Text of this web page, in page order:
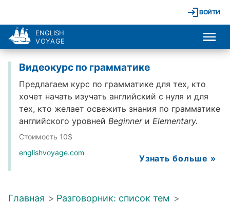
ВОЙТИ
ENGLISH
VOYAGE
Видеокурс по грамматике
Предлагаем курс по грамматике для тех, кто
хочет начать изучать английский с нуля и для
тех, кто желает освежить знания по грамматике
английского уровней Beginnerи Elementary.
Стоимость 10$
englishvoyage.com
Узнать больше »
Главная > Разговорник: список тем >